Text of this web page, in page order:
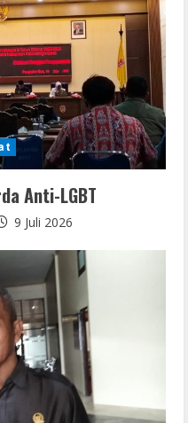
Anti-LGBT
9 Juli 2026